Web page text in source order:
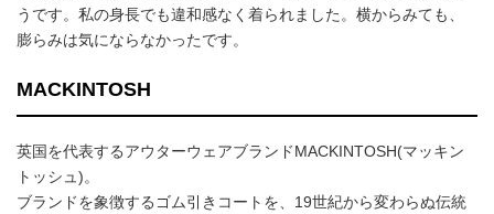
うです。私の身長でも違和感なく着られました。横からみても、
膨らみは気にならなかったです。
MACKINTOSH
英国を代表するアウターウェアブランドMACKINTOSH(マッキン
トッシュ)。
ブランドを象徴するゴム引きコートを、19世紀から変わらぬ伝統